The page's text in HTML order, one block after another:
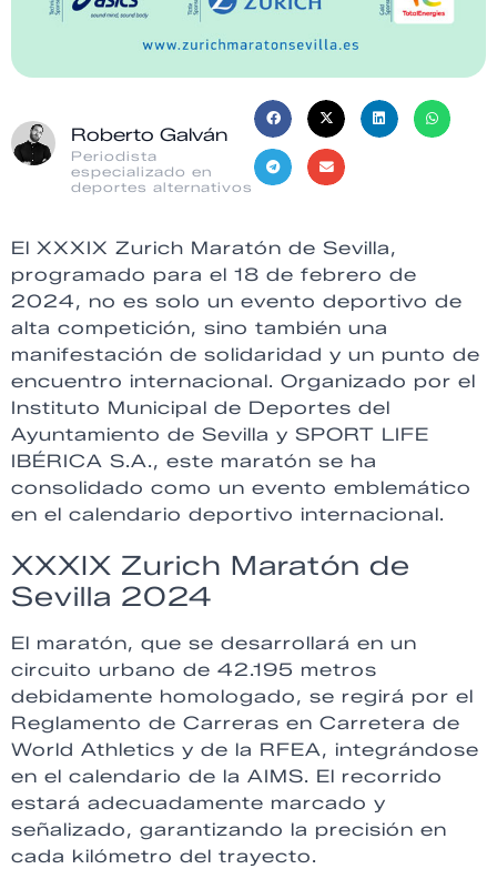
Roberto Galván
Periodista
especializado en
deportes alternativos
El XXXIX Zurich Maratón de Sevilla,
programado para el 18 de febrero de
2024, no es solo un evento deportivo de
alta competición, sino también una
manifestación de solidaridad y un punto de
encuentro internacional. Organizado por el
Instituto Municipal de Deportes del
Ayuntamiento de Sevilla y SPORT LIFE
IBÉRICA S.A., este maratón se ha
consolidado como un evento emblemático
en el calendario deportivo internacional.
XXXIX Zurich Maratón de
Sevilla 2024
El maratón, que se desarrollará en un
circuito urbano de 42.195 metros
debidamente homologado, se regirá por el
Reglamento de Carreras en Carretera de
World Athletics y de la RFEA, integrándose
en el calendario de la AIMS. El recorrido
estará adecuadamente marcado y
señalizado, garantizando la precisión en
cada kilómetro del trayecto.